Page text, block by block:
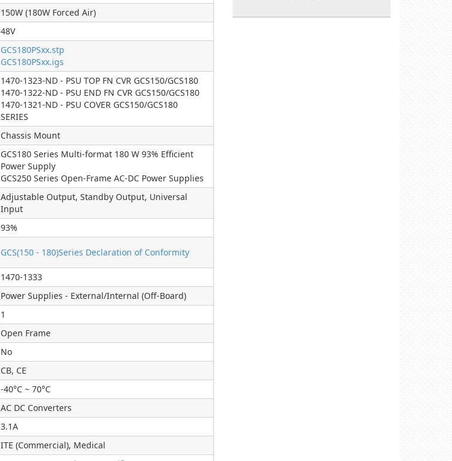
150W (180W Forced Air)
48V
GCS180PSxx.stp
GCS180PSxx.igs
1470-1323-ND - PSU TOP FN CVR GCS150/GCS180
1470-1322-ND - PSU END FN CVR GCS150/GCS180
1470-1321-ND - PSU COVER GCS150/GCS180
SERIES
Chassis Mount
GCS180 Series Multi-format 180 W 93% Efficient
Power Supply
GCS250 Series Open-Frame AC-DC Power Supplies
Adjustable Output, Standby Output, Universal
Input
93%
GCS(150 - 180)Series Declaration of Conformity
1470-1333
Power Supplies - External/Internal (Off-Board)
1
Open Frame
No
CB, CE
-40°C ~ 70°C
AC DC Converters
3.1A
ITE (Commercial), Medical